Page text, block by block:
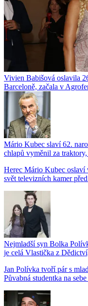
Vivien Babišová oslavila
Barceloně, začala v
Mário Kubec slaví 62.
chlapů vyměnil za
Herec Mário Kubec oslaví
svět televizních kamer
Nejmladší syn Bolka
je celá Vlastička z
Jan Polívka tvoří pár s
Půvabná studentka na